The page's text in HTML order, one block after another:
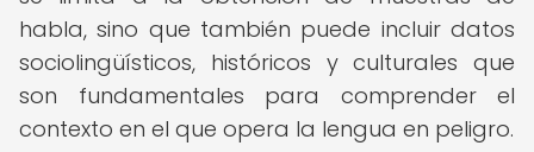
habla, sino que también puede incluir datos
sociolingüísticos, históricos y culturales que
son fundamentales para comprender el
contexto en el que opera la lengua en peligro.